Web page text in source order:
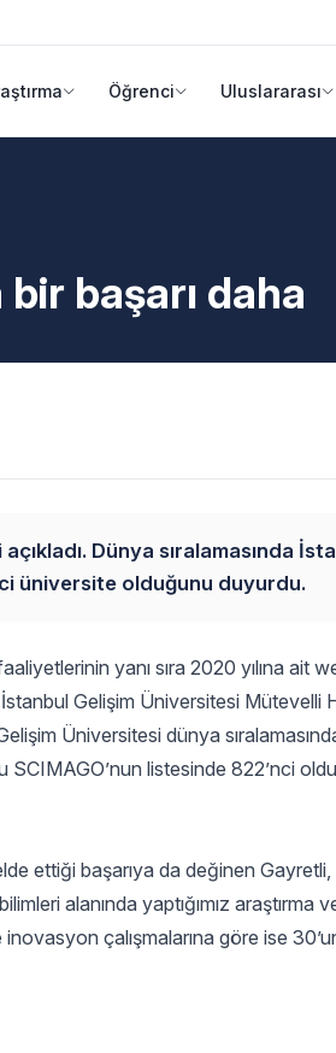
Öğrenci Uluslararası
başarı daha
Dünya sıralamasında
üniversite olduğunu duyurdu.
yanı sıra 2020 yılına ait
Gelişim Üniversitesi Mütevelli
Üniversitesi dünya
SCIMAGO’nun listesinde 822’nci
ettiği başarıya da değinen Gayretli,
alanında yaptığımız
inovasyon çalışmalarına göre ise